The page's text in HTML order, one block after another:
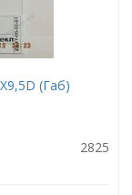
(Габ)
2825